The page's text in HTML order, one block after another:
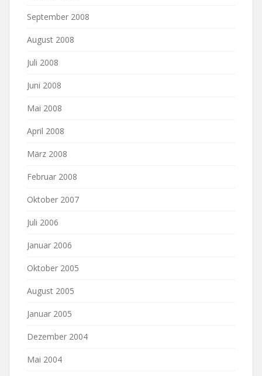
September 2008
August 2008
Juli 2008
Juni 2008
Mai 2008
April 2008
März 2008
Februar 2008
Oktober 2007
Juli 2006
Januar 2006
Oktober 2005
August 2005
Januar 2005
Dezember 2004
Mai 2004